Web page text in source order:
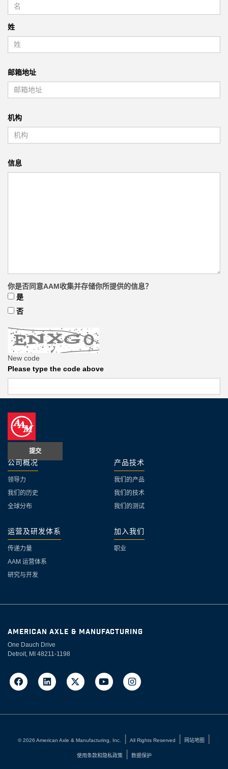
姓
邮箱地址
机构
信息
你是否同意AAM收集并存储你所提供的信息？
是
否
New code
Please type the code above
提交
公司概况
领导力
我们的历史
全球分布
产品技术
我们的产品
我们的技术
我们的测试
运营及研发体系
传递力量
AAM 运营体系
研究与开发
加入我们
职业
AMERICAN AXLE & MANUFACTURING
One Dauch Drive
Detroit, MI 48211-1198
©2026 American Axle & Manufacturing, Inc. All Rights Reserved 网站地图
使用条款和隐私政策 数据保护